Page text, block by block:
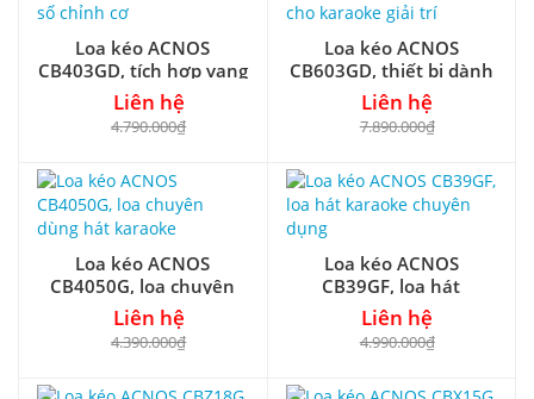
Loa kéo ACNOS
CB403GD, tích hợp vang
số chỉnh cơ
Liên hệ
4.790.000₫
Loa kéo ACNOS
CB603GD, thiết bị dành
cho karaoke giải trí
Liên hệ
7.890.000₫
Loa kéo ACNOS
CB4050G, loa chuyên
dùng hát karaoke
Liên hệ
4.390.000₫
Loa kéo ACNOS
CB39GF, loa hát
karaoke chuyên dụng
Liên hệ
4.990.000₫